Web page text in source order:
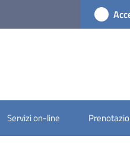
Servizi on-line